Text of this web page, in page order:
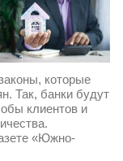
которые
Так, банки будут
клиентов и
«Южно-